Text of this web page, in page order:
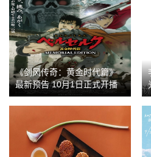
《剑风传奇：黄金时代篇》
最新预告 10月1日正式开播